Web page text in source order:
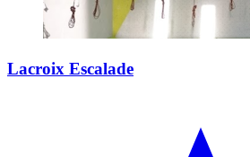
Lacroix Escalade